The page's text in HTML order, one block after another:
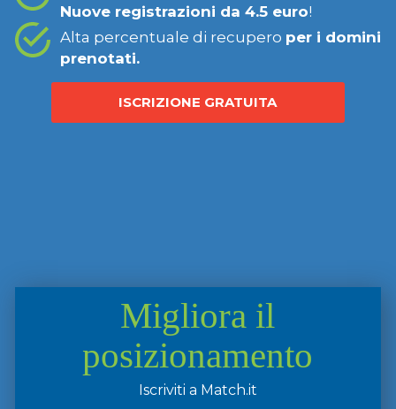
Nuove registrazioni da 4.5 euro!
Alta percentuale di recupero per i domini
prenotati.
ISCRIZIONE GRATUITA
Migliora il
posizionamento
Iscriviti a Match.it